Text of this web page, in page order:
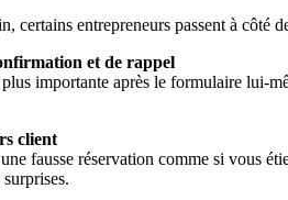
certains entrepreneurs passent à côté
et de rappel
importante après le formulaire lui-
client
fausse réservation comme si vous